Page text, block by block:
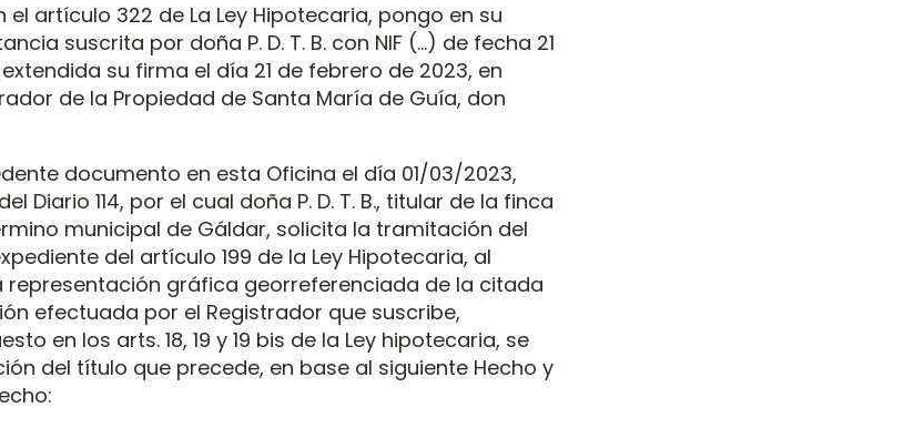
artículo 322 de La Ley Hipotecaria, pongo en su
suscrita por doña P. D. T. B. con NIF (…) de fecha 21
su firma el día 21 de febrero de 2023, en
de la Propiedad de Santa María de Guía, don
documento en esta Oficina el día 01/03/2023,
Diario 114, por el cual doña P. D. T. B., titular de la finca
municipal de Gáldar, solicita la tramitación del
del artículo 199 de la Ley Hipotecaria, al
representación gráfica georreferenciada de la citada
efectuada por el Registrador que suscribe,
en los arts. 18, 19 y 19 bis de la Ley hipotecaria, se
del título que precede, en base al siguiente Hecho y